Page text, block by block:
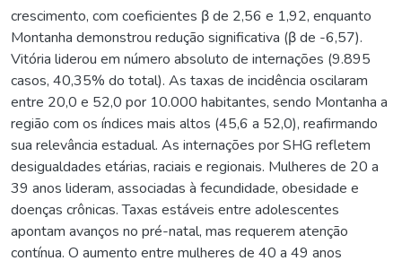
crescimento, com coeficientes β de 2,56 e 1,92, enquanto
Montanha demonstrou redução significativa (β de -6,57).
Vitória liderou em número absoluto de internações (9.895
casos, 40,35% do total). As taxas de incidência oscilaram
entre 20,0 e 52,0 por 10.000 habitantes, sendo Montanha a
região com os índices mais altos (45,6 a 52,0), reafirmando
sua relevância estadual. As internações por SHG refletem
desigualdades etárias, raciais e regionais. Mulheres de 20 a
39 anos lideram, associadas à fecundidade, obesidade e
doenças crônicas. Taxas estáveis entre adolescentes
apontam avanços no pré-natal, mas requerem atenção
contínua. O aumento entre mulheres de 40 a 49 anos